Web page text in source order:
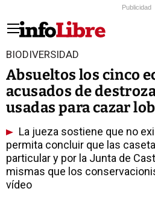
Publicidad
BIODIVERSIDAD
Absueltos los cinco
acusados de
usadas para cazar
La jueza sostiene que no
permita concluir que las
particular y por la Junta de
mismas que los
vídeo